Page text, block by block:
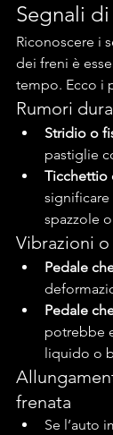
Segnali
Riconoscere i
dei freni è
tempo. Ecco i
Rumori
Stridio o
pastiglie
Ticchettio
spazzole
Vibrazioni
Pedale
Pedale
potrebbe
liquido o
frenata
Se l’auto